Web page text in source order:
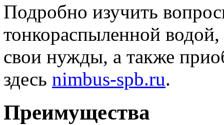
Подробно изучить
тонкораспыленной водой,
свои нужды, а также
здесь nimbus-spb.ru.
Преимущества